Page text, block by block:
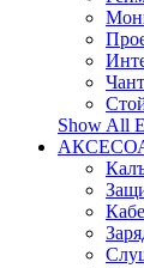
Show